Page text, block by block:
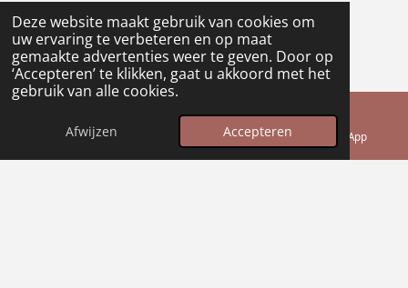
Deze website maakt gebruik van cookies om
uw ervaring te verbeteren en op maat
gemaakte advertenties weer te geven. Door op
‘Accepteren’ te klikken, gaat u akkoord met het
gebruik van alle cookies.
Afwijzen Accepteren
E-mailadres Telefoonnummer WhatsApp